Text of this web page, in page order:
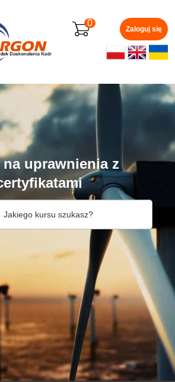
0
Zaloguj się
uprawnienia z
kursu szukasz?